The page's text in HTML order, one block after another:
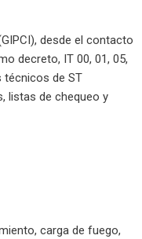
desde el contacto
decreto, IT 00, 01, 05,
técnicos de ST
listas de chequeo y
carga de fuego,